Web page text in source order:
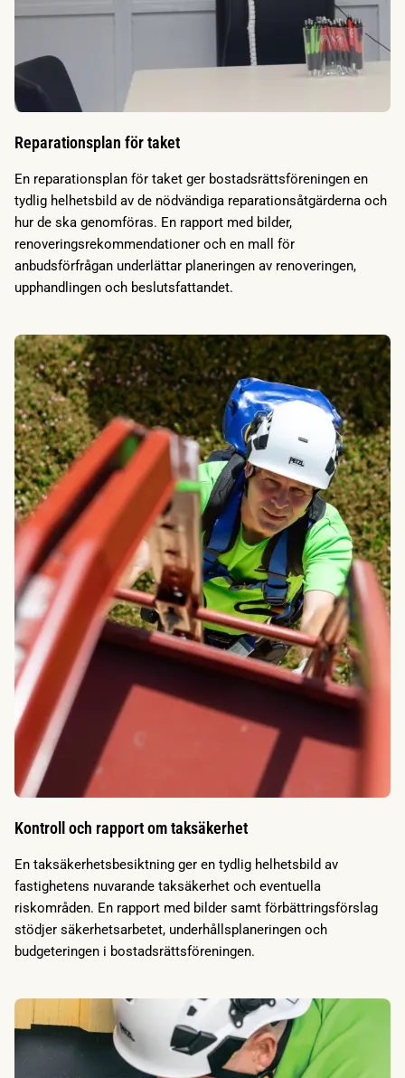
Reparationsplan för taket
En reparationsplan för taket ger bostadsrättsföreningen en
tydlig helhetsbild av de nödvändiga reparationsåtgärderna och
hur de ska genomföras. En rapport med bilder,
renoveringsrekommendationer och en mall för
anbudsförfrågan underlättar planeringen av renoveringen,
upphandlingen och beslutsfattandet.
Kontroll och rapport om taksäkerhet
En taksäkerhetsbesiktning ger en tydlig helhetsbild av
fastighetens nuvarande taksäkerhet och eventuella
riskområden. En rapport med bilder samt förbättringsförslag
stödjer säkerhetsarbetet, underhållsplaneringen och
budgeteringen i bostadsrättsföreningen.